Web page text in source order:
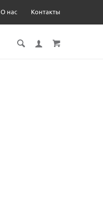
О нас Контакты